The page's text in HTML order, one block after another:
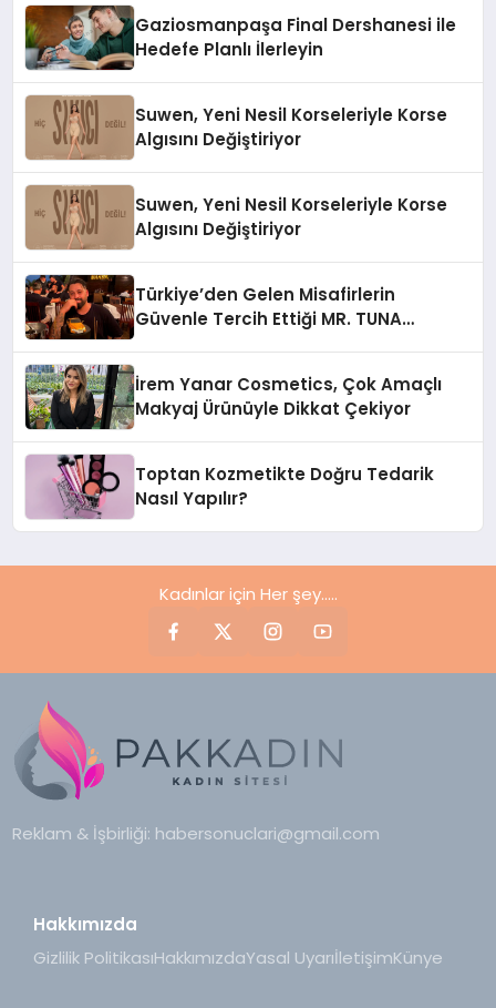
Gaziosmanpaşa Final Dershanesi ile
Hedefe Planlı İlerleyin
Suwen, Yeni Nesil Korseleriyle Korse
Algısını Değiştiriyor
Suwen, Yeni Nesil Korseleriyle Korse
Algısını Değiştiriyor
Türkiye’den Gelen Misafirlerin
Güvenle Tercih Ettiği MR. TUNA
İrem Yanar Cosmetics, Çok Amaçlı
Makyaj Ürünüyle Dikkat Çekiyor
Toptan Kozmetikte Doğru Tedarik
Nasıl Yapılır?
Kadınlar için Her şey.....
Reklam & İşbirliği: habersonuclari@gmail.com
Hakkımızda
Gizlilik PolitikasıHakkımızdaYasal UyarıİletişimKünye